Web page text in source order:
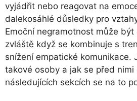
vyjádřit nebo reagovat na
dalekosáhlé důsledky pro
Emoční negramotnost může
zvláště když se kombinuje s
snížení empatické komunikace.
takové osoby a jak se před nimi
následujících sekcích se na to